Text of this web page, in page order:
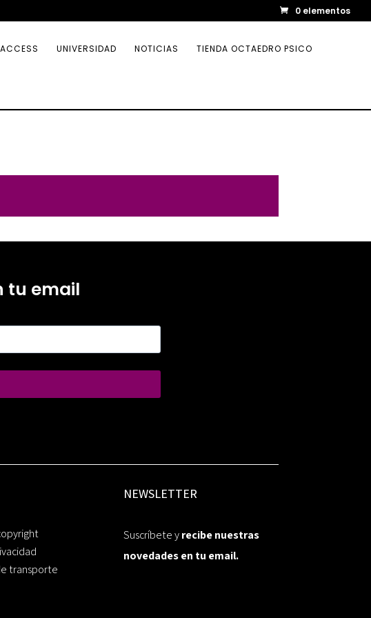
0 elementos
UNIVERSIDAD NOTICIAS TIENDA OCTAEDRO PSICO
tu email
transporte
NEWSLETTER
Suscríbete yrecibe nuestras
novedades en tu email.